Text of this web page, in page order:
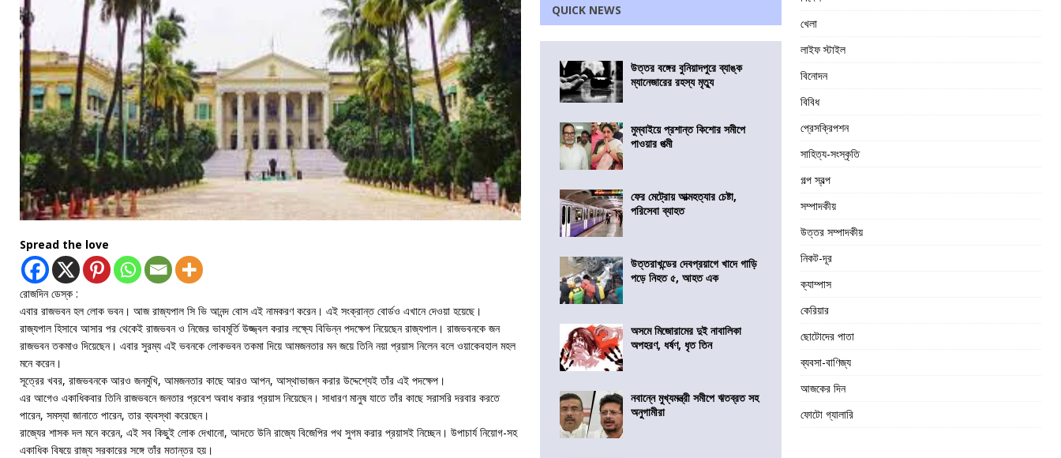
Spread the love
রোজদিন ডেস্ক :
এবার রাজভবন হল লোক ভবন। আজ রাজ্যপাল সি ভি আনন্দ বোস এই নামকরণ করেন। এই সংক্রান্ত বোর্ডও এখানে দেওয়া হয়েছে।
রাজ্যপাল হিসাবে আসার পর থেকেই রাজভবন ও নিজের ভাবমূর্তি উজ্জ্বল করার লক্ষ্যে বিভিন্ন পদক্ষেপ নিয়েছেন রাজ্যপাল। রাজভবনকে জন
রাজভবন তকমাও দিয়েছেন। এবার সুরম্য এই ভবনকে লোকভবন তকমা দিয়ে আমজনতার মন জয়ে তিনি নয়া প্রয়াস নিলেন বলে ওয়াকেবহাল মহল
মনে করেন।
সূত্রের খবর, রাজভবনকে আরও জনমুখি, আমজনতার কাছে আরও আপন, আস্থাভাজন করার উদ্দেশ্যেই তাঁর এই পদক্ষেপ।
এর আগেও একাধিকবার তিনি রাজভবনে জনতার প্রবেশ অবাধ করার প্রয়াস নিয়েছেন। সাধারণ মানুষ যাতে তাঁর কাছে সরাসরি দরবার করতে
পারেন, সমস্যা জানাতে পারেন, তার ব্যবস্থা করেছেন।
রাজ্যের শাসক দল মনে করেন, এই সব কিছুই লোক দেখানো, আদতে উনি রাজ্যে বিজেপির পথ সুগম করার প্রয়াসই নিচ্ছেন। উপাচার্য নিয়োগ-সহ
একাধিক বিষয়ে রাজ্য সরকারের সঙ্গে তাঁর মতান্তর হয়।
QUICK NEWS
উত্তর বঙ্গের বুনিয়াদপুরে ব্যাঙ্ক
ম্যানেজারের রহস্য মৃত্যু
মুম্বাইয়ে প্রশান্ত কিশোর সমীপে
পাওয়ার পত্মী
ফের মেট্রোয় আত্মহত্যার চেষ্টা,
পরিসেবা ব্যাহত
উত্তরাখন্ডের দেবপ্রয়াগে খাদে গাড়ি
পড়ে নিহত ৫, আহত এক
অসমে মিজোরামের দুই নাবালিকা
অপহরণ, ধর্ষণ, ধৃত তিন
নবান্নে মুখ্যমন্ত্রী সমীপে ঋতব্রত সহ
অনুগামীরা
খেলা
লাইফ স্টাইল
বিনোদন
বিবিধ
প্রেসক্রিপশন
সাহিত্য-সংস্কৃতি
গল্প স্বল্প
সম্পাদকীয়
উত্তর সম্পাদকীয়
নিকট-দূর
ক্যাম্পাস
কেরিয়ার
ছোটোদের পাতা
ব্যবসা-বাণিজ্য
আজকের দিন
ফোটো গ্যালারি